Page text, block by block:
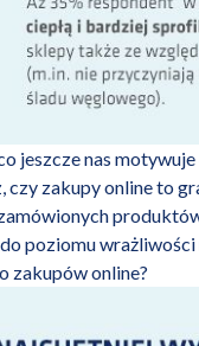
jeszcze nas
czy zakupy online to
poziomu
zakupów online?